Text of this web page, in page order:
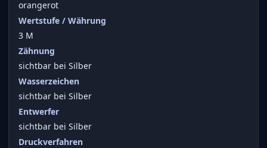
orangerot
Wertstufe / Währung
3 M
Zähnung
sichtbar bei Silber
Wasserzeichen
sichtbar bei Silber
Entwerfer
sichtbar bei Silber
Druckverfahren